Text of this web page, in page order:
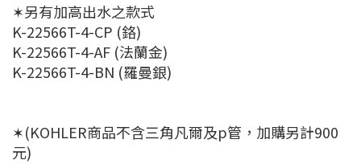
✶另有加高出水之款式
K-22566T-4-CP (鉻)
K-22566T-4-AF (法蘭金)
K-22566T-4-BN (羅曼銀)
✶(KOHLER商品不含三角凡爾及p管，加購另計900
元)